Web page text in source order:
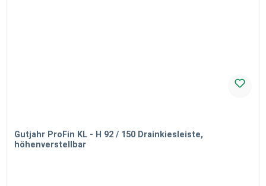
Gutjahr ProFin KL - H 92 / 150 Drainkiesleiste,
höhenverstellbar